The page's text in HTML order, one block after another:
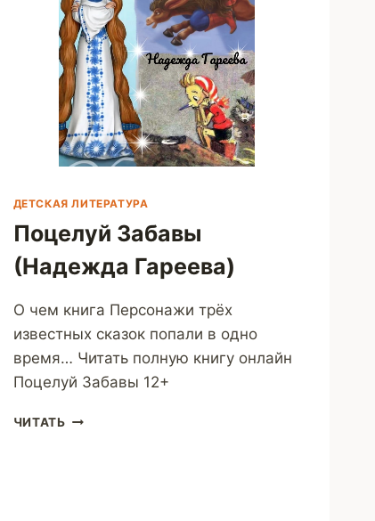
ДЕТСКАЯ ЛИТЕРАТУРА
Поцелуй Забавы
(Надежда Гареева)
О чем книга Персонажи трёх
известных сказок попали в одно
время… Читать полную книгу онлайн
Поцелуй Забавы 12+
ЧИТАТЬ ПОЦЕЛУЙ